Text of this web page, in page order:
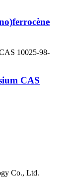
CAS
Co., Ltd.